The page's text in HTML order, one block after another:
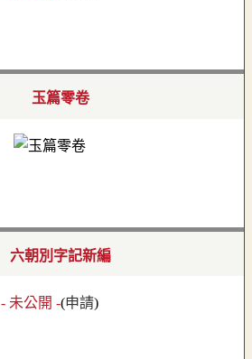
玉篇零卷
六朝別字記新編
- 未公開 -(申請)